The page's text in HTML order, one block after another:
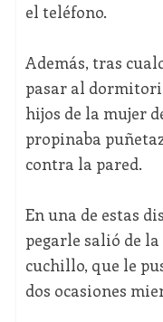
el teléfono.
Además, tras
pasar al
hijos de la mujer
propinaba
contra la pared.
En una de estas
pegarle salió de
cuchillo, que le
dos ocasiones